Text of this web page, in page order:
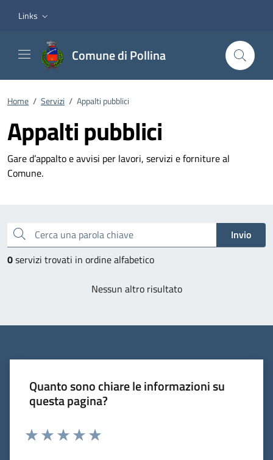
Links
Comune di Pollina
Home / Servizi / Appalti pubblici
Appalti pubblici
Gare d’appalto e avvisi per lavori, servizi e forniture al
Comune.
Cerca una parola chiave
Invio
0servizi trovati in ordine alfabetico
Nessun altro risultato
Quanto sono chiare le informazioni su
questa pagina?